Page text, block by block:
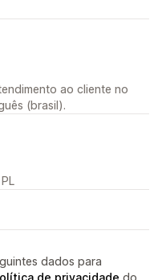
ao cliente no
(brasil).
dados para